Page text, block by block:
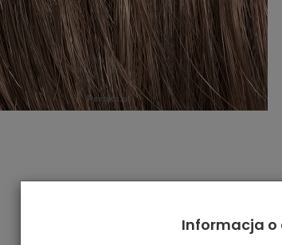
Informacja o